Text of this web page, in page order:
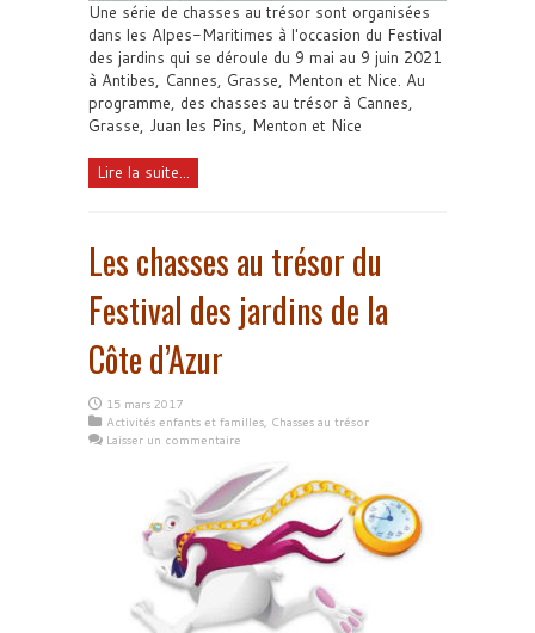
Une série de chasses au trésor sont organisées
dans les Alpes-Maritimes à l'occasion du Festival
des jardins qui se déroule du 9 mai au 9 juin 2021
à Antibes, Cannes, Grasse, Menton et Nice. Au
programme, des chasses au trésor à Cannes,
Grasse, Juan les Pins, Menton et Nice
Lire la suite...
Les chasses au trésor du
Festival des jardins de la
Côte d’Azur
15 mars 2017
Activités enfants et familles, Chasses au trésor
Laisser un commentaire